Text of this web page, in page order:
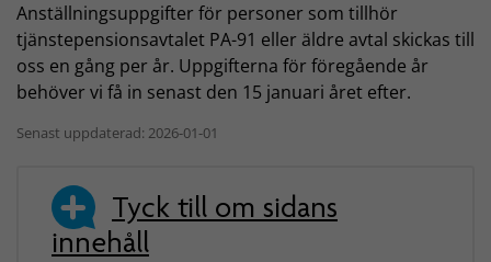
Anställningsuppgifter för personer som tillhör
tjänstepensionsavtalet PA-91 eller äldre avtal skickas till
oss en gång per år. Uppgifterna för föregående år
behöver vi få in senast den 15 januari året efter.
Senast uppdaterad: 2026-01-01
Tyck till om sidans
innehåll